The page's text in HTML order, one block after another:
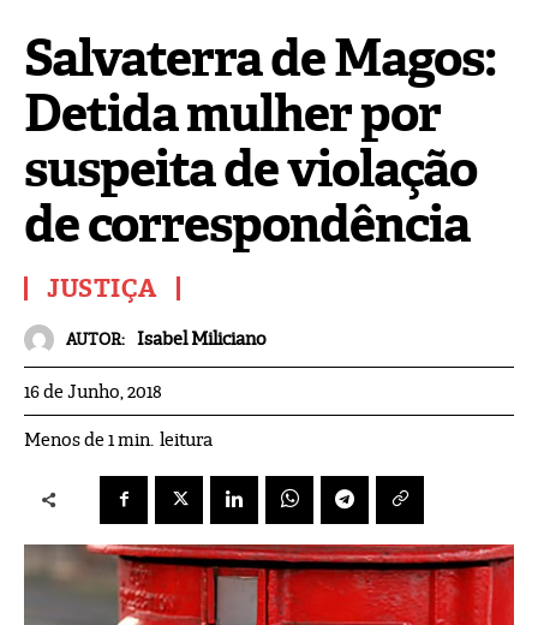
Salvaterra de Magos:
Detida mulher por
suspeita de violação
de correspondência
JUSTIÇA
AUTOR: Isabel Miliciano
16 de Junho, 2018
Menos de 1min. leitura